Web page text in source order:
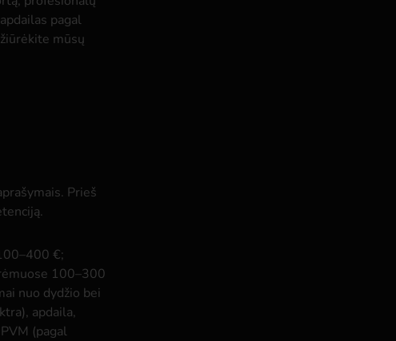
pagal
mūsų
Prieš
€;
100–300
nuo dydžio bei
apdaila,
(pagal